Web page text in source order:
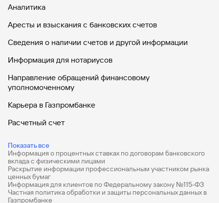
Аналитика
Аресты и взыскания с банковских счетов
Сведения о наличии счетов и другой информации
Информация для нотариусов
Направление обращений финансовому
уполномоченному
Карьера в Газпромбанке
Расчетный счет
Показать все
Депозиты для бизнеса
Эквайринг
Кредиты для бизнеса
Информация о процентных ставках по договорам банковского
вклада с физическими лицами
Раскрытие информации профессиональным участником рынка
ценных бумаг
Информация для клиентов по Федеральному закону №115-ФЗ
Частная политика обработки и защиты персональных данных в
Газпромбанке